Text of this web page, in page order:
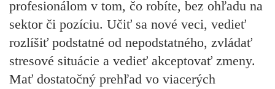
profesionálom v tom, čo robíte, bez ohľadu na
sektor či pozíciu. Učiť sa nové veci, vedieť
rozlíšiť podstatné od nepodstatného, zvládať
stresové situácie a vedieť akceptovať zmeny.
Mať dostatočný prehľad vo viacerých